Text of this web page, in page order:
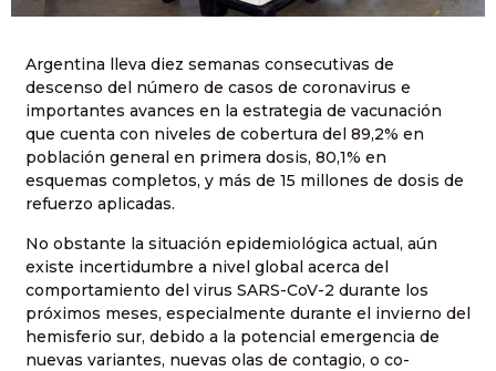
Argentina lleva diez semanas consecutivas de
descenso del número de casos de coronavirus e
importantes avances en la estrategia de vacunación
que cuenta con niveles de cobertura del 89,2% en
población general en primera dosis, 80,1% en
esquemas completos, y más de 15 millones de dosis de
refuerzo aplicadas.
No obstante la situación epidemiológica actual, aún
existe incertidumbre a nivel global acerca del
comportamiento del virus SARS-CoV-2 durante los
próximos meses, especialmente durante el invierno del
hemisferio sur, debido a la potencial emergencia de
nuevas variantes, nuevas olas de contagio, o co-